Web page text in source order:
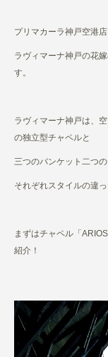
プリマカーラ神戸空港店
ラヴィマーナ神戸の花
す。
ラヴィマーナ神戸は、
の独立型チャペルと
三つのバンケット二つの
それぞれスタイルの違
まずはチャペル「
紹介！